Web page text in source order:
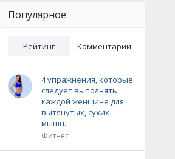
Популярное
Рейтинг Комментарии
4 упражнения, которые
следует выполнять
каждой женщине для
вытянутых, сухих
мышц.
Фитнес